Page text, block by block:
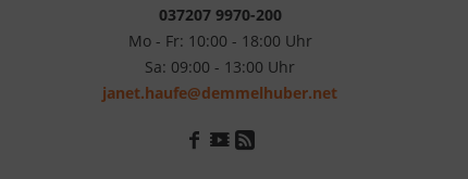
037207 9970-200
Mo - Fr: 10:00 - 18:00 Uhr
Sa: 09:00 - 13:00 Uhr
janet.haufe@demmelhuber.net